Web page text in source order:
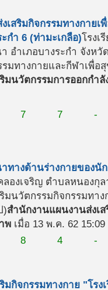
งเสริมกิจกรรมทางกาย
กำ 6 (ท่ามะเกลือ)โรงเ
อำเภอบางระกำ จังห
รมทางกายและกีฬาเพื่อ
ริมนวัตกรรมการออกกำ
7
7 -
ทางด้านร่างกายของนัก
ลองเจริญ ตำบลหนองกุ
ริมนวัตกรรมกิจกรรมทา
)สำนักงานแผนงานส่งเ
พ เมื่อ 13 พ.ค. 62
8
4 -
ริมกิจกรรมทางกาย "โร